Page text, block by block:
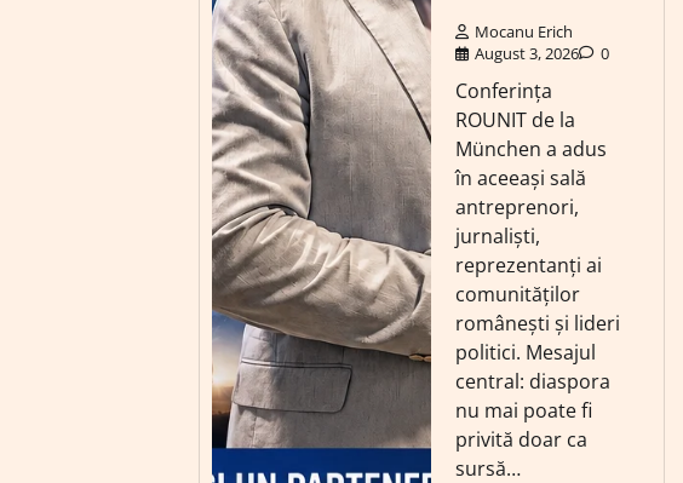
Mocanu Erich
August 3, 2026
0
Conferința
ROUNIT de la
München a adus
în aceeași sală
antreprenori,
jurnaliști,
reprezentanți ai
comunităților
românești și lideri
politici. Mesajul
central: diaspora
nu mai poate fi
privită doar ca
sursă…